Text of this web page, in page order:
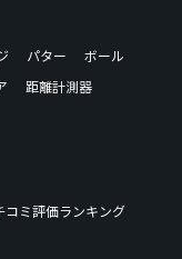
パター
ボール
距離計測器
コミ評価ランキング